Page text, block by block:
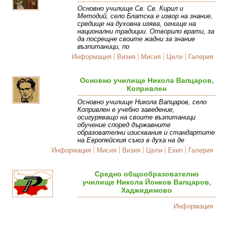
Основно училище Св. Св. Кирил и
Методий, село Блатска е извор на знание,
средище на духовна изява, огнище на
национални традиции. Отворило врати, за
да посрещне своите жадни за знание
възпитаници, по
Информация
Визия Мисия Цели Галерия
Основно училище Никола Вапцаров,
Копривлен
Основно училище Никола Вапцаров, село
Копривлен е учебно заведение,
осигуряващо на своите възпитаници
обучение според държавните
образователни изисквания и стандартите
на Европейския съюз в духа на де
Информация
Мисия Визия Цели Екип Галерия
Средно общообразователно
училище Никола Йонков Вапцаров,
Хаджидимово
Информация